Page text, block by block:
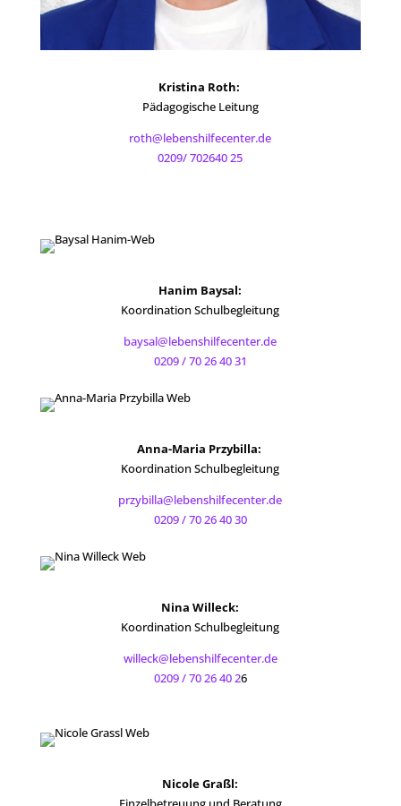
Kristina Roth:
Pädagogische Leitung
roth@lebenshilfecenter.de
0209/ 702640 25
Hanim Baysal:
Koordination Schulbegleitung
baysal@lebenshilfecenter.de
0209 / 70 26 40 31
Anna-Maria Przybilla:
Koordination Schulbegleitung
przybilla@lebenshilfecenter.de
0209 / 70 26 40 30
Nina Willeck:
Koordination Schulbegleitung
willeck@lebenshilfecenter.de
0209 / 70 26 40 26
NicoleGraßl: